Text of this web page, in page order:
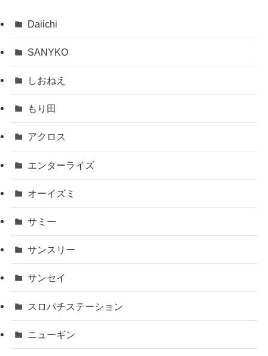
Daiichi
SANYKO
しおねえ
もり田
アクロス
エンターライズ
オーイズミ
サミー
サンスリー
サンセイ
スロパチステーション
ニューギン